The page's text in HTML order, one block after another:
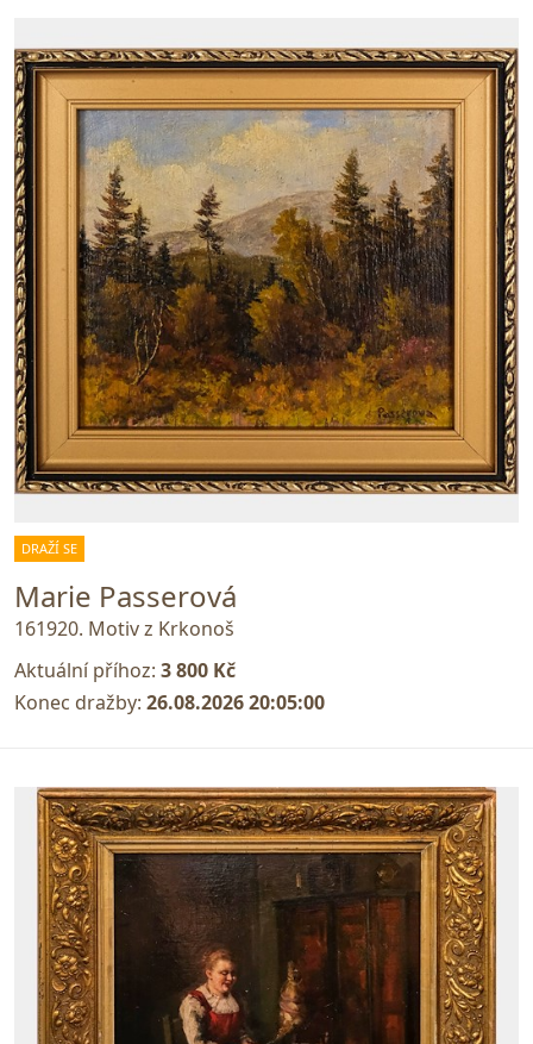
DRAŽÍ SE
Marie Passerová
161920. Motiv z Krkonoš
Aktuální příhoz: 3 800 Kč
Konec dražby: 26.08.2026 20:05:00